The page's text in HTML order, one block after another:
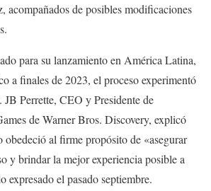
acompañados de posibles modificaciones
para su lanzamiento en América Latina,
a finales de 2023, el proceso experimentó
JB Perrette, CEO y Presidente de
de Warner Bros. Discovery, explicó
obedeció al firme propósito de «asegurar
y brindar la mejor experiencia posible a
expresado el pasado septiembre.